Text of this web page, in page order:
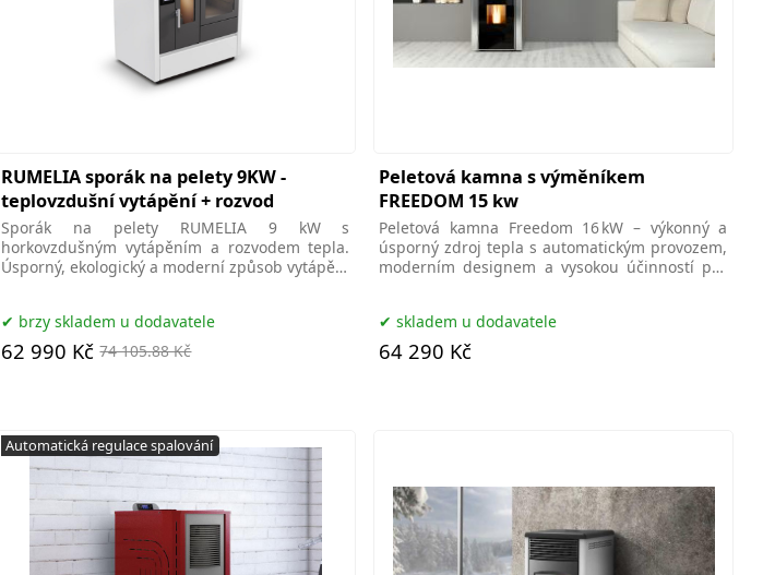
RUMELIA sporák na pelety 9KW -
teplovzdušní vytápění + rozvod
Sporák na pelety RUMELIA 9 kW s
horkovzdušným vytápěním a rozvodem tepla.
Úsporný, ekologický a moderní způsob vytápění
brzy skladem u dodavatele
62 990 Kč 74 105.88 Kč
Peletová kamna s výměníkem
FREEDOM 15 kw
Peletová kamna Freedom 16 kW – výkonný a
úsporný zdroj tepla s automatickým provozem,
moderním designem a vysokou účinností pro
skladem u dodavatele
64 290 Kč
Automatická regulace spalování